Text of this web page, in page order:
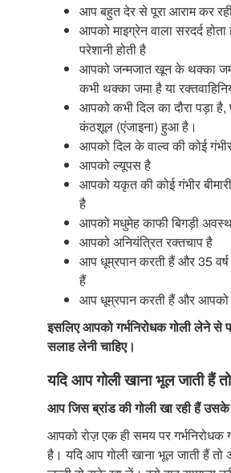
आप बहुत देर से पूरा आराम कर
आपको माइग्रेन वाला सरदर्द
परेशानी होती है
आपको जन्मजात खून के थक्का
कभी थक्का जमा है या
आपको कभी दिल का दौरा पड़ा है,
कंठशूल (एंजाइना) हुआ है।
आपको दिल के वाल्व की कोई
आपको ल्यूपस है
आपको यकृत की कोई गंभीर
है
आपको मधुमेह काफी बिगड़ी
आपको अनियंत्रित रक्तचाप है
आप धूम्रपान करती हैं और 35
हैं
आप धूम्रपान करती हैं और आपको
इसलिए आपको गर्भनिरोधक गोली लेने से
सलाह लेनी चाहिए।
यदि आप गोली खाना भूल जाती हैं
आप जिस ब्रांड की गोली खा रही हैं उसके
आपको रोज़ एक ही समय पर गर्भनिरोधक
है। यदि आप गोली खाना भूल जाती हैं तो